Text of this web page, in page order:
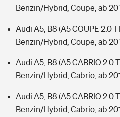
Benzin/Hybrid, Coupe, ab
Audi A5, B8 (A5 COUPE 2.0
Benzin/Hybrid, Coupe, ab
Audi A5, B8 (A5 CABRIO 2.0
Benzin/Hybrid, Cabrio, ab
Audi A5, B8 (A5 CABRIO 2.0
Benzin/Hybrid, Cabrio, ab